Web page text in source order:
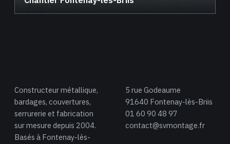
Constructeur métallique,
bardages, couvertures,
serrurerie et fabrication
sur mesure depuis 2004.
Basés à Fontenay-lès-
5 rue Godeaume
91640 Fontenay-lès-Briis
01 60 90 48 97
contact@svmontage.fr